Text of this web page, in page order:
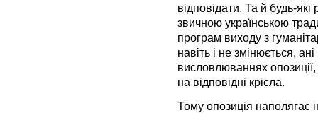
відповідати. Та й будь-
звичною українською
програм виходу з
навіть і не змінюється,
висловлюваннях
на відповідні крісла.
Тому опозиція наполягає